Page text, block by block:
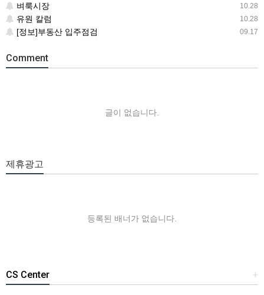
10.28
벼룩시장
10.28
유원 칼럼
09.17
[정보]부동산 입주점검
Comment
글이 없습니다.
제휴광고
등록된 배너가 없습니다.
+
CS Center